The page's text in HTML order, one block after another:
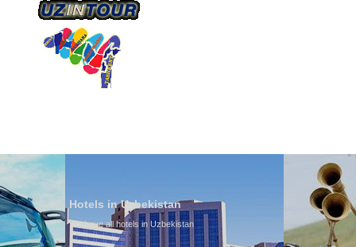
Hotels in Uzbekistan
We have all hotels in Uzbekistan